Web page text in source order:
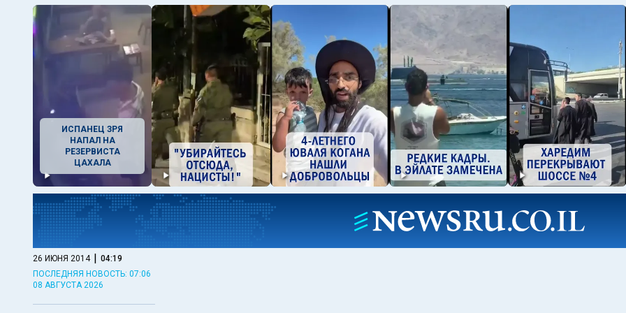
ИСПАНЕЦ ЗРЯ
НАПАЛ НА
РЕЗЕРВИСТА
ЦАХАЛА
26 ИЮНЯ 2014 | 04:19
ПОСЛЕДНЯЯ НОВОСТЬ: 07:06
08 АВГУСТА 2026